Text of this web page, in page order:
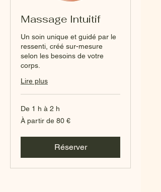
Massage Intuitif
Un soin unique et guidé par le
ressenti, créé sur-mesure
selon les besoins de votre
corps.
Lire plus
De 1 h à 2 h
À
partir
À partir de 80 €
Réserver